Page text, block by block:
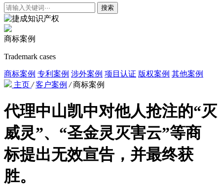
搜索
商标案例
Trademark cases
商标案例 专利案例 涉外案例 项目认证 版权案例 其他案例
主页 / 客户案例 / 商标案例
代理中山凯中对他人抢注的“灭
威灵”、“圣金灵灭害云”等商
标提出无效宣告，并最终获
胜。